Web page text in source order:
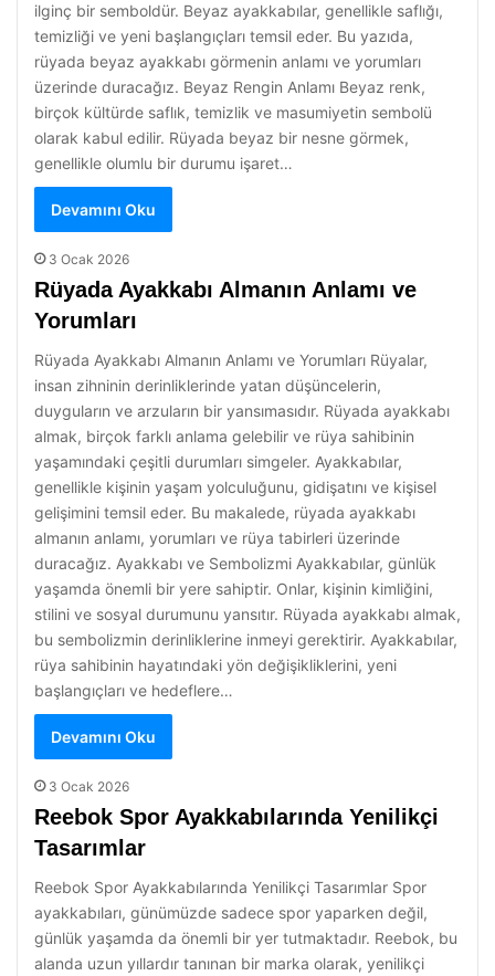
ilginç bir semboldür. Beyaz ayakkabılar, genellikle saflığı,
temizliği ve yeni başlangıçları temsil eder. Bu yazıda,
rüyada beyaz ayakkabı görmenin anlamı ve yorumları
üzerinde duracağız. Beyaz Rengin Anlamı Beyaz renk,
birçok kültürde saflık, temizlik ve masumiyetin sembolü
olarak kabul edilir. Rüyada beyaz bir nesne görmek,
genellikle olumlu bir durumu işaret…
Devamını Oku
3 Ocak 2026
Rüyada Ayakkabı Almanın Anlamı ve
Yorumları
Rüyada Ayakkabı Almanın Anlamı ve Yorumları Rüyalar,
insan zihninin derinliklerinde yatan düşüncelerin,
duyguların ve arzuların bir yansımasıdır. Rüyada ayakkabı
almak, birçok farklı anlama gelebilir ve rüya sahibinin
yaşamındaki çeşitli durumları simgeler. Ayakkabılar,
genellikle kişinin yaşam yolculuğunu, gidişatını ve kişisel
gelişimini temsil eder. Bu makalede, rüyada ayakkabı
almanın anlamı, yorumları ve rüya tabirleri üzerinde
duracağız. Ayakkabı ve Sembolizmi Ayakkabılar, günlük
yaşamda önemli bir yere sahiptir. Onlar, kişinin kimliğini,
stilini ve sosyal durumunu yansıtır. Rüyada ayakkabı almak,
bu sembolizmin derinliklerine inmeyi gerektirir. Ayakkabılar,
rüya sahibinin hayatındaki yön değişikliklerini, yeni
başlangıçları ve hedeflere…
Devamını Oku
3 Ocak 2026
Reebok Spor Ayakkabılarında Yenilikçi
Tasarımlar
Reebok Spor Ayakkabılarında Yenilikçi Tasarımlar Spor
ayakkabıları, günümüzde sadece spor yaparken değil,
günlük yaşamda da önemli bir yer tutmaktadır. Reebok, bu
alanda uzun yıllardır tanınan bir marka olarak, yenilikçi